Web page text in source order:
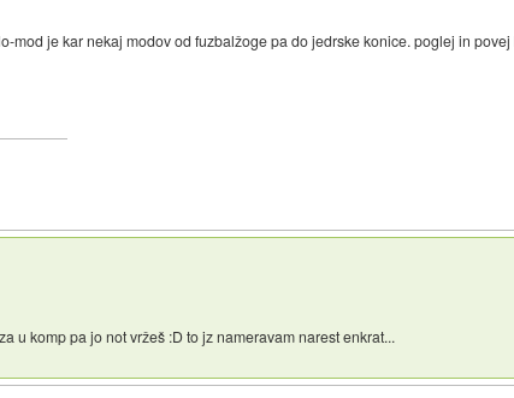
je kar nekaj modov od fuzbalžoge pa do jedrske konice. poglej in povej
u komp pa jo not vržeš :D to jz nameravam narest enkrat...